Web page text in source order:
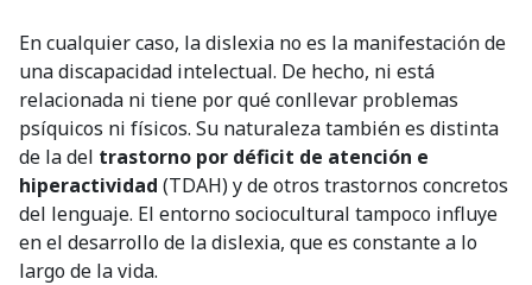
En cualquier caso, la dislexia no es la manifestación de
una discapacidad intelectual. De hecho, ni está
relacionada ni tiene por qué conllevar problemas
psíquicos ni físicos. Su naturaleza también es distinta
de la del trastorno por déficit de atención e
hiperactividad (TDAH) y de otros trastornos concretos
del lenguaje. El entorno sociocultural tampoco influye
en el desarrollo de la dislexia, que es constante a lo
largo de la vida.